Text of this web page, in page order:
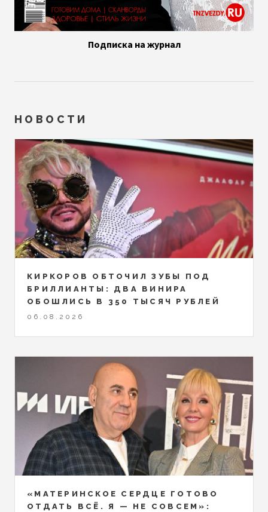
Подписка на журнал
НОВОСТИ
КИРКОРОВ ОБТОЧИЛ ЗУБЫ ПОД
БРИЛЛИАНТЫ: ДВА ВИНИРА
ОБОШЛИСЬ В 350 ТЫСЯЧ РУБЛЕЙ
06.08.2026
«МАТЕРИНСКОЕ СЕРДЦЕ ГОТОВО
ОТДАТЬ ВСЁ. Я — НЕ СОВСЕМ»: